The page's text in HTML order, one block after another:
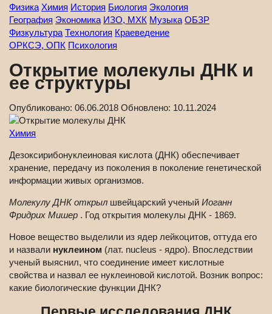
Физика Химия История Биология Экология
География Экономика ИЗО, МХК Музыка ОБЗР
Физкультура Технология Краеведение
ОРКСЭ, ОПК Психология
Открытие молекулы ДНК и
ее структуры
Опубликовано: 06.06.2018 Обновлено: 10.11.2024
Химия
Дезоксирибонуклеиновая кислота (ДНК) обеспечивает
хранение, передачу из поколения в поколение генетической
информации живых организмов.
Молекулу ДНК открыл швейцарский ученый Иоганн
Фридрих Мишер . Год открытия молекулы ДНК - 1869.
Новое вещество выделили из ядер лейкоцитов, оттуда его
и назвали нуклеином (лат. nucleus - ядро). Впоследствии
ученый выяснил, что соединение имеет кислотные
свойства и назвал ее нуклеиновой кислотой. Возник вопрос:
какие биологические функции ДНК?